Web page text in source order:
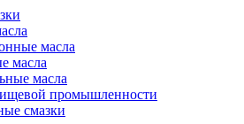
масла
масла
масла
промышленности
смазки